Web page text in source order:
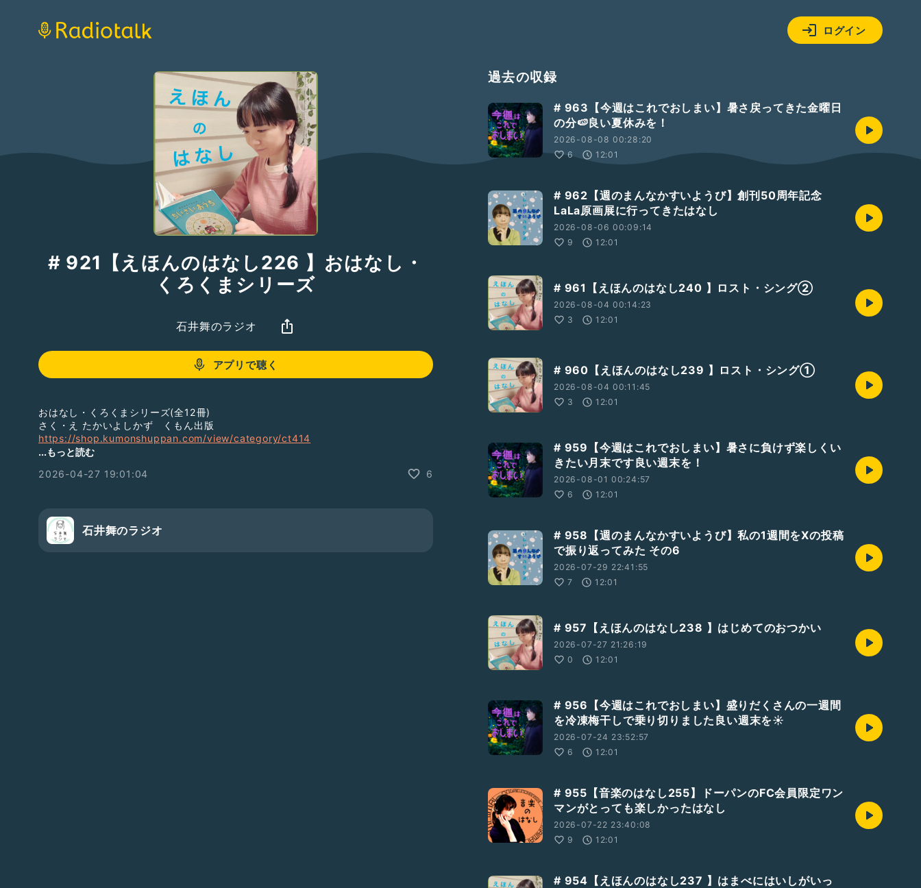
ログイン
# 921【えほんのはなし226 】おはなし・
くろくまシリーズ
石井舞のラジオ
アプリで聴く
おはなし・くろくまシリーズ(全12冊)
さく・え たかいよしかず くもん出版
https://shop.kumonshuppan.com/view/category/ct414
;srsltid=AfmBOoomA6PLPQkgdXWO7kNxgNNl6sH90sbZiJPbIkDbMvsBkjISLQVk&spf=1
おすすめの絵本紹介しています。
買うこともできるよ🐈‍⬛のぞいてみてね
https://www.star-lab-online.com/
...もっと読む
2026-04-27 19:01:04
6
石井舞のラジオ
過去の収録
# 963【今週はこれでおしまい】暑さ戻ってきた金曜日
の分🍉良い夏休みを！
2026-08-08 00:28:20
6
12:01
# 962【週のまんなかすいようび】創刊50周年記念
LaLa原画展に行ってきたはなし
2026-08-06 00:09:14
9
12:01
# 961【えほんのはなし240 】ロスト・シング②
2026-08-04 00:14:23
3
12:01
# 960【えほんのはなし239 】ロスト・シング①
2026-08-04 00:11:45
3
12:01
# 959【今週はこれでおしまい】暑さに負けず楽しくい
きたい月末です良い週末を！
2026-08-01 00:24:57
6
12:01
# 958【週のまんなかすいようび】私の1週間をXの投稿
で振り返ってみた その6
2026-07-29 22:41:55
7
12:01
# 957【えほんのはなし238 】はじめてのおつかい
2026-07-27 21:26:19
0
12:01
# 956【今週はこれでおしまい】盛りだくさんの一週間
を冷凍梅干しで乗り切りました良い週末を☀️
2026-07-24 23:52:57
6
12:01
# 955【音楽のはなし255】ドーパンのFC会員限定ワン
マンがとっても楽しかったはなし
2026-07-22 23:40:08
9
12:01
# 954【えほんのはなし237 】はまべにはいしがいっ